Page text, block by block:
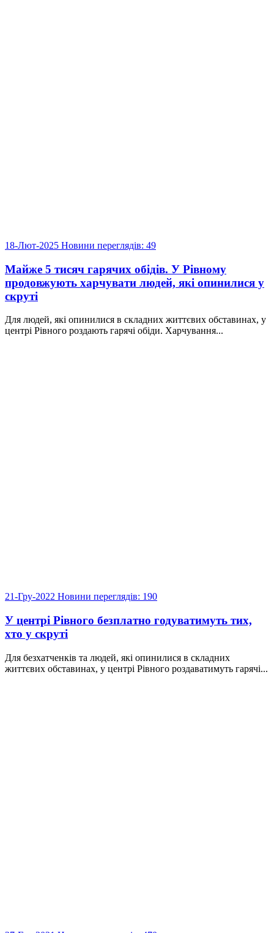
18-Лют-2025 Новини переглядів: 49
Майже 5 тисяч гарячих обідів. У Рівному
продовжують харчувати людей, які опинилися у
скруті
Для людей, які опинилися в складних життєвих обставинах, у
центрі Рівного роздають гарячі обіди. Харчування...
21-Гру-2022 Новини переглядів: 190
У центрі Рівного безплатно годуватимуть тих,
хто у скруті
Для безхатченків та людей, які опинилися в складних
життєвих обставинах, у центрі Рівного роздаватимуть гарячі...